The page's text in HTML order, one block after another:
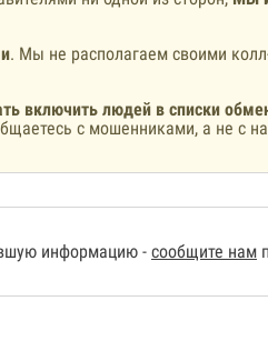
. Мы не располагаем своими
включить людей в списки
с мошенниками, а не с
информацию - сообщите нам